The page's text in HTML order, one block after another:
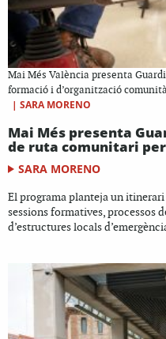
Mai Més València presenta
formació i d’organització
| SARA MORENO
Mai Més presenta
de ruta comunitari
SARA MORENO
El programa planteja un
sessions formatives, processos
d’estructures locals